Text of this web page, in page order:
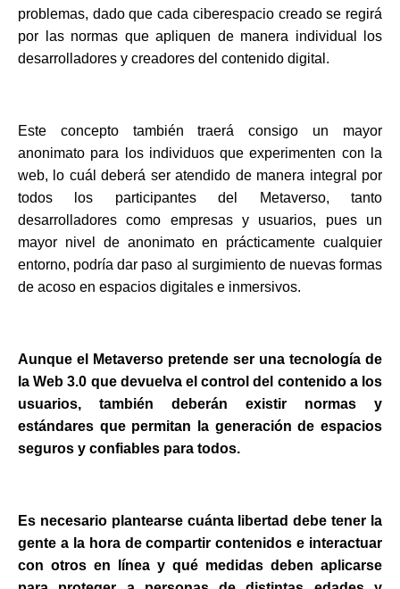
problemas, dado que cada ciberespacio creado se regirá
por las normas que apliquen de manera individual los
desarrolladores y creadores del contenido digital.
Este concepto también traerá consigo un mayor
anonimato para los individuos que experimenten con la
web, lo cuál deberá ser atendido de manera integral por
todos los participantes del Metaverso, tanto
desarrolladores como empresas y usuarios, pues un
mayor nivel de anonimato en prácticamente cualquier
entorno, podría dar paso al surgimiento de nuevas formas
de acoso en espacios digitales e inmersivos.
Aunque el Metaverso pretende ser una tecnología de
la Web 3.0 que devuelva el control del contenido a los
usuarios, también deberán existir normas y
estándares que permitan la generación de espacios
seguros y confiables para todos.
Es necesario plantearse cuánta libertad debe tener la
gente a la hora de compartir contenidos e interactuar
con otros en línea y qué medidas deben aplicarse